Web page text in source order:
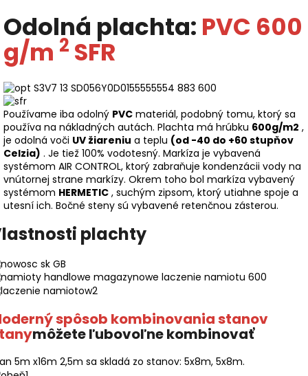
Odolná plachta: PVC 600
g/m 2 SFR
Používame iba odolný PVC materiál, podobný tomu, ktorý sa
používa na nákladných autách. Plachta má hrúbku 600g/m2 ,
je odolná voči UV žiareniu a teplu (od -40 do +60 stupňov
Celzia) . Je tiež 100% vodotesný. Markíza je vybavená
systémom AIR CONTROL, ktorý zabraňuje kondenzácii vody na
vnútornej strane markízy. Okrem toho bol markíza vybavený
systémom HERMETIC , suchým zipsom, ktorý utiahne spoje a
utesní ich. Bočné steny sú vybavené retenčnou zásterou.
plachty
spôsob kombinovania stanov
môžete ľubovoľne kombinovať
5m x16m 2,5m sa skladá zo stanov: 5x8m, 5x8m.